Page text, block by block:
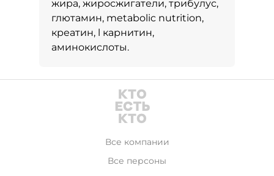
жира, жиросжигатели, трибулус,
глютамин, metabolic nutrition,
креатин, l карнитин,
аминокислоты.
Все компании
Все персоны